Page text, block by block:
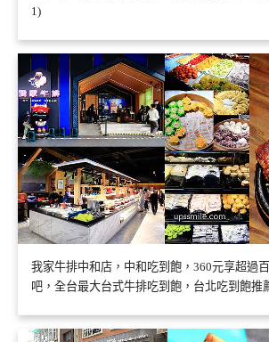
1)
我家牛排中和店，中和吃到飽，360元享超過
吧，全台最大台式牛排吃到飽，台北吃到飽推